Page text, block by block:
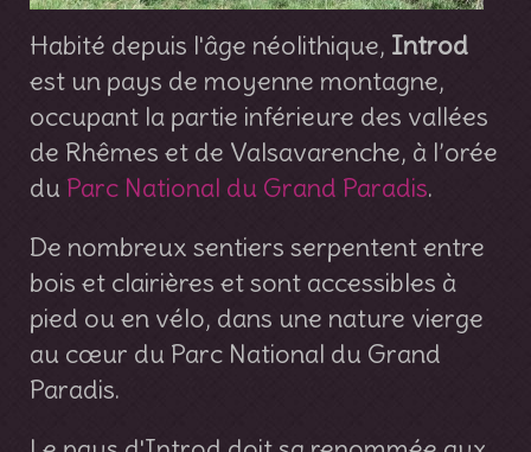
Habité depuis l'âge néolithique, Introd
est un pays de moyenne montagne,
occupant la partie inférieure des vallées
de Rhêmes et de Valsavarenche, à l’orée
du Parc National du Grand Paradis.
De nombreux sentiers serpentent entre
bois et clairières et sont accessibles à
pied ou en vélo, dans une nature vierge
au cœur du Parc National du Grand
Paradis.